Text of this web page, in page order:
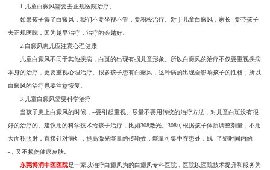
1.儿童白癜风需要去正规医院治疗。
如果孩子得了白癜风，我们不要坐视不管，要积极治疗。对于儿童白癜风，家长--要带孩子
去正规医院，因为越早治疗，治疗的会越好。
2.白癜风患儿应注意心理健康
儿童白癜风不同于其他疾病，白斑的出现有损儿童形象。所以白癜风的治疗不仅要重视疾病
本身的治疗，更要重视心理治疗。很多孩子患有白癜风，这种病的出现会影响孩子的性格，所以
白癜风的治疗也要注意恢复。
3.儿童白癜风需要科学治疗
当孩子患上白癜风的时候，--要引起重视。尽量不要用传统的治疗方法，对儿童白斑没有很
好的治疗的。建议用的科学技术给孩子治疗，比如308激光。308可根据孩子体质调整剂量，不用
大面积照射，直接针对病灶，提高激光能量的传输效，能量可集中在患处，既--了短时间内的-
-，又不损伤健康皮肤。
东莞博润中医医院是一家以治疗白癜风为的白癜风专科医院，医院以医院技术提升和服务为